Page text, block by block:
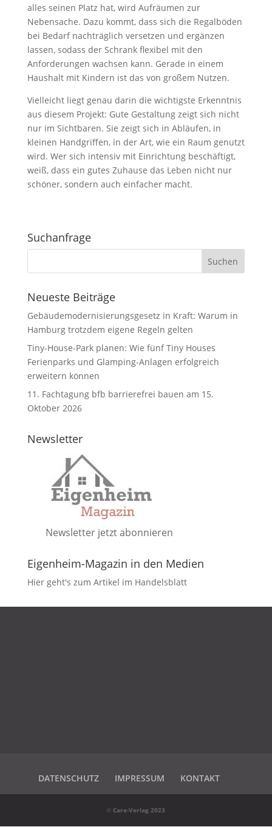
alles seinen Platz hat, wird Aufräumen zur
Nebensache. Dazu kommt, dass sich die Regalböden
bei Bedarf nachträglich versetzen und ergänzen
lassen, sodass der Schrank flexibel mit den
Anforderungen wachsen kann. Gerade in einem
Haushalt mit Kindern ist das von großem Nutzen.
Vielleicht liegt genau darin die wichtigste Erkenntnis
aus diesem Projekt: Gute Gestaltung zeigt sich nicht
nur im Sichtbaren. Sie zeigt sich in Abläufen, in
kleinen Handgriffen, in der Art, wie ein Raum genutzt
wird. Wer sich intensiv mit Einrichtung beschäftigt,
weiß, dass ein gutes Zuhause das Leben nicht nur
schöner, sondern auch einfacher macht.
Suchanfrage
Neueste Beiträge
Gebäudemodernisierungsgesetz in Kraft: Warum in
Hamburg trotzdem eigene Regeln gelten
Tiny-House-Park planen: Wie fünf Tiny Houses
Ferienparks und Glamping-Anlagen erfolgreich
erweitern können
11. Fachtagung bfb barrierefrei bauen am 15.
Oktober 2026
Newsletter
Newsletter jetzt abonnieren
Eigenheim-Magazin in den Medien
Hier geht's zum Artikel im Handelsblatt
DATENSCHUTZ
DATENSCHUTZ IMPRESSUM KONTAKT
© Care-Verlag 2023